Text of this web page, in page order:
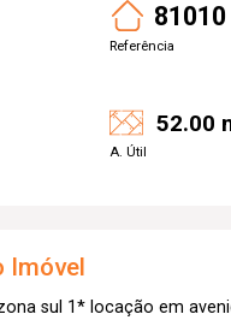
81010
Referência
52.00
A. Útil
Imóvel
sul 1* locação em